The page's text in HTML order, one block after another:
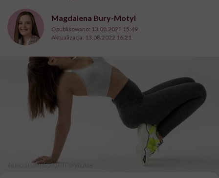
Magdalena Bury-Motyl
Opublikowano: 13.08.2022 15:49
Aktualizacja: 13.08.2022 16:21
Marta Stoberska / arch. prywatne